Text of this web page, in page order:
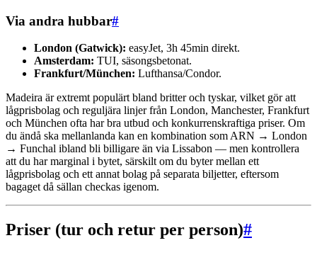
Via andra hubbar#
London (Gatwick): easyJet, 3h 45min direkt.
Amsterdam: TUI, säsongsbetonat.
Frankfurt/München: Lufthansa/Condor.
Madeira är extremt populärt bland britter och tyskar, vilket gör att
lågprisbolag och reguljära linjer från London, Manchester, Frankfurt
och München ofta har bra utbud och konkurrenskraftiga priser. Om
du ändå ska mellanlanda kan en kombination som ARN → London
→ Funchal ibland bli billigare än via Lissabon — men kontrollera
att du har marginal i bytet, särskilt om du byter mellan ett
lågprisbolag och ett annat bolag på separata biljetter, eftersom
bagaget då sällan checkas igenom.
Priser (tur och retur per person)#